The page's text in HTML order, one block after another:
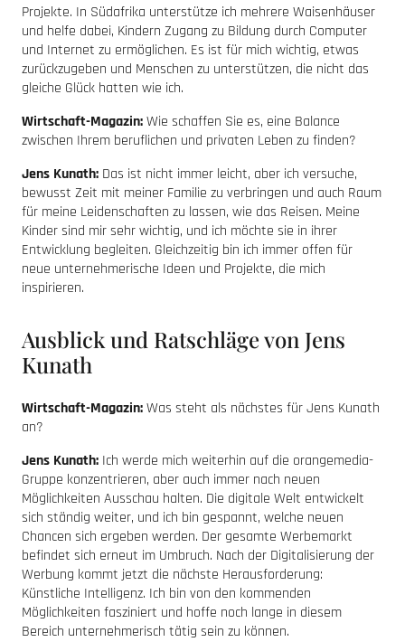
Projekte. In Südafrika unterstütze ich mehrere Waisenhäuser
und helfe dabei, Kindern Zugang zu Bildung durch Computer
und Internet zu ermöglichen. Es ist für mich wichtig, etwas
zurückzugeben und Menschen zu unterstützen, die nicht das
gleiche Glück hatten wie ich.
Wirtschaft-Magazin:Wie schaffen Sie es, eine Balance
zwischen Ihrem beruflichen und privaten Leben zu finden?
Jens Kunath: Das ist nicht immer leicht, aber ich versuche,
bewusst Zeit mit meiner Familie zu verbringen und auch Raum
für meine Leidenschaften zu lassen, wie das Reisen. Meine
Kinder sind mir sehr wichtig, und ich möchte sie in ihrer
Entwicklung begleiten. Gleichzeitig bin ich immer offen für
neue unternehmerische Ideen und Projekte, die mich
inspirieren.
Ausblick und Ratschläge von Jens
Kunath
Wirtschaft-Magazin:Was steht als nächstes für Jens Kunath
an?
Jens Kunath: Ich werde mich weiterhin auf die orangemedia-
Gruppe konzentrieren, aber auch immer nach neuen
Möglichkeiten Ausschau halten. Die digitale Welt entwickelt
sich ständig weiter, und ich bin gespannt, welche neuen
Chancen sich ergeben werden. Der gesamte Werbemarkt
befindet sich erneut im Umbruch. Nach der Digitalisierung der
Werbung kommt jetzt die nächste Herausforderung:
Künstliche Intelligenz. Ich bin von den kommenden
Möglichkeiten fasziniert und hoffe noch lange in diesem
Bereich unternehmerisch tätig sein zu können.